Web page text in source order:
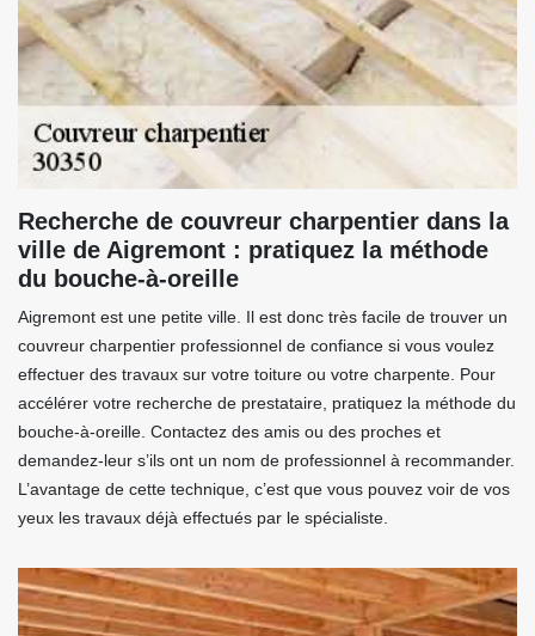
Recherche de couvreur charpentier dans la
ville de Aigremont : pratiquez la méthode
du bouche-à-oreille
Aigremont est une petite ville. Il est donc très facile de trouver un
couvreur charpentier professionnel de confiance si vous voulez
effectuer des travaux sur votre toiture ou votre charpente. Pour
accélérer votre recherche de prestataire, pratiquez la méthode du
bouche-à-oreille. Contactez des amis ou des proches et
demandez-leur s’ils ont un nom de professionnel à recommander.
L’avantage de cette technique, c’est que vous pouvez voir de vos
yeux les travaux déjà effectués par le spécialiste.